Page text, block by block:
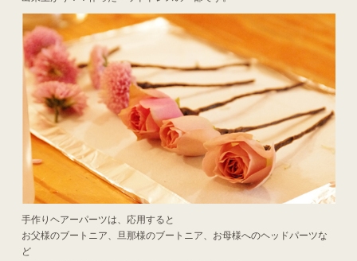
手作りヘアーパーツは、応用すると
お父様のブートニア、旦那様のブートニア、お母様へのヘッドパーツな
ど